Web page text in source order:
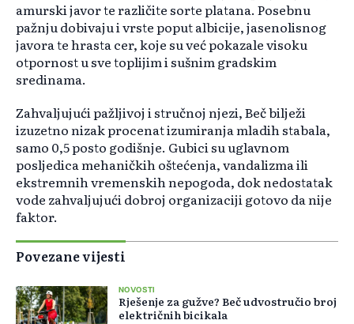
amurski javor te različite sorte platana. Posebnu
pažnju dobivaju i vrste poput albicije, jasenolisnog
javora te hrasta cer, koje su već pokazale visoku
otpornost u sve toplijim i sušnim gradskim
sredinama.
Zahvaljujući pažljivoj i stručnoj njezi, Beč bilježi
izuzetno nizak procenat izumiranja mladih stabala,
samo 0,5 posto godišnje. Gubici su uglavnom
posljedica mehaničkih oštećenja, vandalizma ili
ekstremnih vremenskih nepogoda, dok nedostatak
vode zahvaljujući dobroj organizaciji gotovo da nije
faktor.
Povezane vijesti
NOVOSTI
Rješenje za gužve? Beč udvostručio broj
električnih bicikala